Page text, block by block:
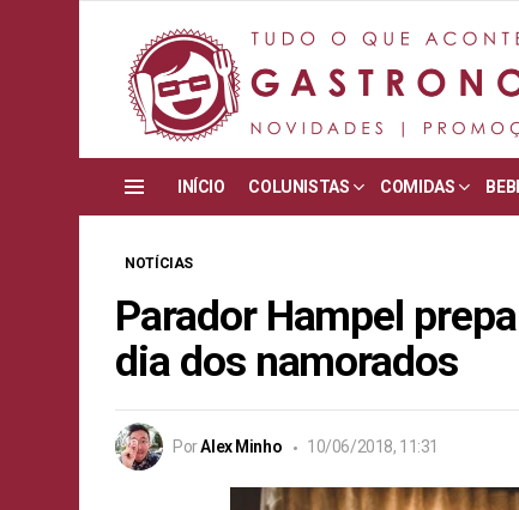
INÍCIO COLUNISTAS COMIDAS
NOTÍCIAS
Parador Hampel
dia dos namorados
PorAlex Minho 10/06/2018, 11:31